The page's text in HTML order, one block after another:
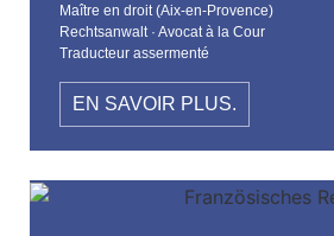
Maître en droit (Aix-en-Provence)
Rechtsanwalt · Avocat à la Cour
Traducteur assermenté
EN SAVOIR PLUS.